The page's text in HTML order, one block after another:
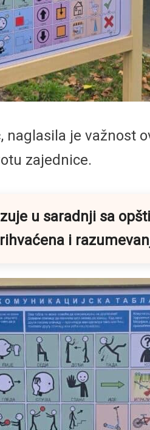
naglasila je
zajednice.
u saradnji sa
i